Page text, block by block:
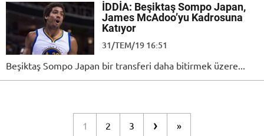
İDDİA: Beşiktaş Sompo Japan,
James McAdoo’yu Kadrosuna
Katıyor
31/TEM/19 16:51
Beşiktaş Sompo Japan bir transferi daha bitirmek üzere...
1 2 3 › »